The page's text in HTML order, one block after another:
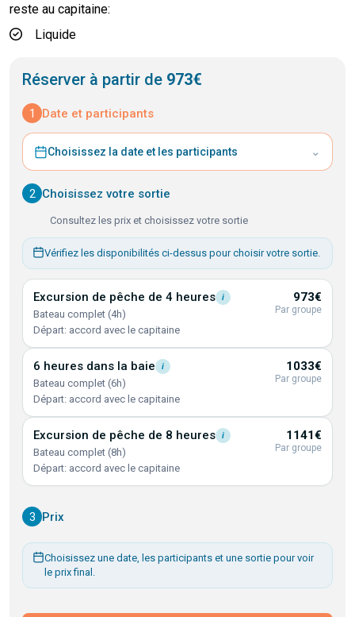
reste au capitaine:
Liquide
Réserver à partir de 973€
1 Date et participants
Choisissez la date et les participants ⌄
2 Choisissez votre sortie
Consultez les prix et choisissez votre sortie
Vérifiez les disponibilités ci-dessus pour choisir votre sortie.
Excursion de pêche de 4 heures i
Bateau complet (4h)
Départ: accord avec le capitaine
973€
Par groupe
6 heures dans la baie i
Bateau complet (6h)
Départ: accord avec le capitaine
1033€
Par groupe
Excursion de pêche de 8 heures i
Bateau complet (8h)
Départ: accord avec le capitaine
1141€
Par groupe
3 Prix
Choisissez une date, les participants et une sortie pour voir
le prix final.